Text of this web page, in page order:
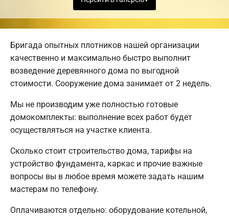
Бригада опытных плотников нашей организации
качественно и максимально быстро выполнит
возведение деревянного дома по выгодной
стоимости. Сооружение дома занимает от 2 недель.
Мы не производим уже полностью готовые
домокомплекты: выполнение всех работ будет
осуществляться на участке клиента.
Сколько стоит строительство дома, тарифы на
устройство фундамента, каркас и прочие важные
вопросы вы в любое время можете задать нашим
мастерам по телефону.
Оплачиваются отдельно: оборудование котельной,